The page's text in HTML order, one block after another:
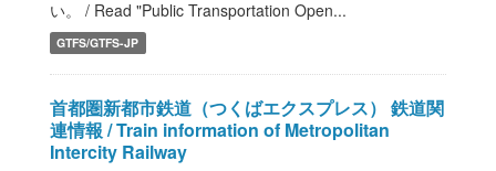
い。 / Read "Public Transportation Open...
GTFS/GTFS-JP
首都圏新都市鉄道（つくばエクスプレス） 鉄道関
連情報 / Train information of Metropolitan
Intercity Railway